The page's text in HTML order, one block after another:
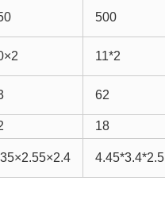
500
11*2
62
18
4.45*3.4*2.5